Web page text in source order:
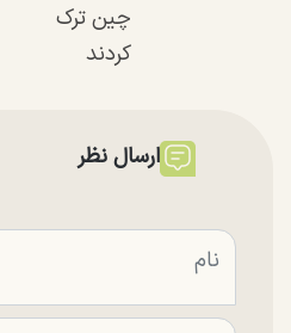
چین ترک
کردند
ارسال نظر